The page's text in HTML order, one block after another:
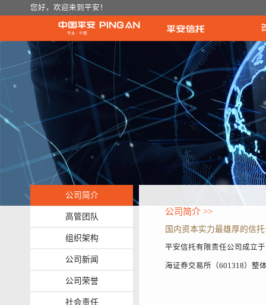
您好，欢迎来到平安！
公司简介
高管团队
组织架构
公司新闻
公司荣誉
社会责任
公司简介 >>
国内资本实力最雄厚的信
平安信托有限责任公司成立
海证券交易所（601318）整